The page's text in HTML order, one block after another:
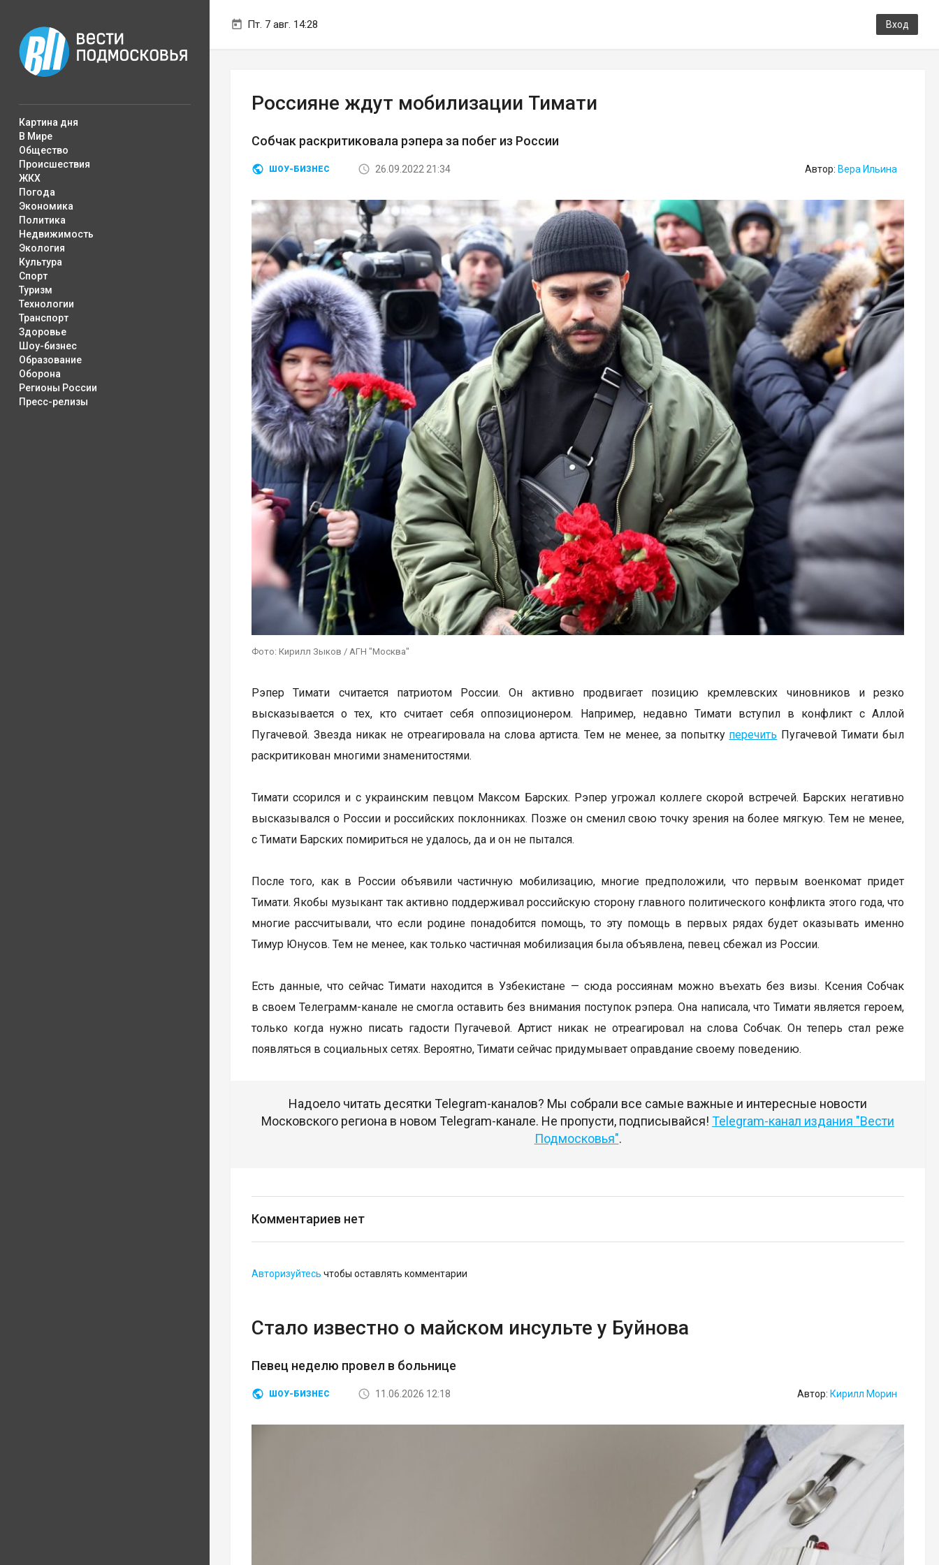
Пт. 7 авг. 14:28 Вход
Картина дня
В Мире
Общество
Происшествия
ЖКХ
Погода
Экономика
Политика
Недвижимость
Экология
Культура
Спорт
Туризм
Технологии
Транспорт
Здоровье
Шоу-бизнес
Образование
Оборона
Регионы России
Пресс-релизы
Россияне ждут мобилизации Тимати
Собчак раскритиковала рэпера за побег из России
ШОУ-БИЗНЕС 26.09.2022 21:34 Автор: Вера Ильина
Фото: Кирилл Зыков / АГН "Москва"
Рэпер Тимати считается патриотом России. Он активно продвигает позицию кремлевских чиновников и резко
высказывается о тех, кто считает себя оппозиционером. Например, недавно Тимати вступил в конфликт с Аллой
Пугачевой. Звезда никак не отреагировала на слова артиста. Тем не менее, за попытку перечить Пугачевой Тимати был
раскритикован многими знаменитостями.
Тимати ссорился и с украинским певцом Максом Барских. Рэпер угрожал коллеге скорой встречей. Барских негативно
высказывался о России и российских поклонниках. Позже он сменил свою точку зрения на более мягкую. Тем не менее,
с Тимати Барских помириться не удалось, да и он не пытался.
После того, как в России объявили частичную мобилизацию, многие предположили, что первым военкомат придет
Тимати. Якобы музыкант так активно поддерживал российскую сторону главного политического конфликта этого года, что
многие рассчитывали, что если родине понадобится помощь, то эту помощь в первых рядах будет оказывать именно
Тимур Юнусов. Тем не менее, как только частичная мобилизация была объявлена, певец сбежал из России.
Есть данные, что сейчас Тимати находится в Узбекистане — сюда россиянам можно въехать без визы. Ксения Собчак
в своем Телеграмм-канале не смогла оставить без внимания поступок рэпера. Она написала, что Тимати является героем,
только когда нужно писать гадости Пугачевой. Артист никак не отреагировал на слова Собчак. Он теперь стал реже
появляться в социальных сетях. Вероятно, Тимати сейчас придумывает оправдание своему поведению.
Надоело читать десятки Telegram-каналов? Мы собрали все самые важные и интересные новости
Московского региона в новом Telegram-канале. Не пропусти, подписывайся! Telegram-канал издания "Вести
Подмосковья".
Комментариев нет
Авторизуйтесь чтобы оставлять комментарии
Стало известно о майском инсульте у Буйнова
Певец неделю провел в больнице
ШОУ-БИЗНЕС 11.06.2026 12:18 Автор: Кирилл Морин